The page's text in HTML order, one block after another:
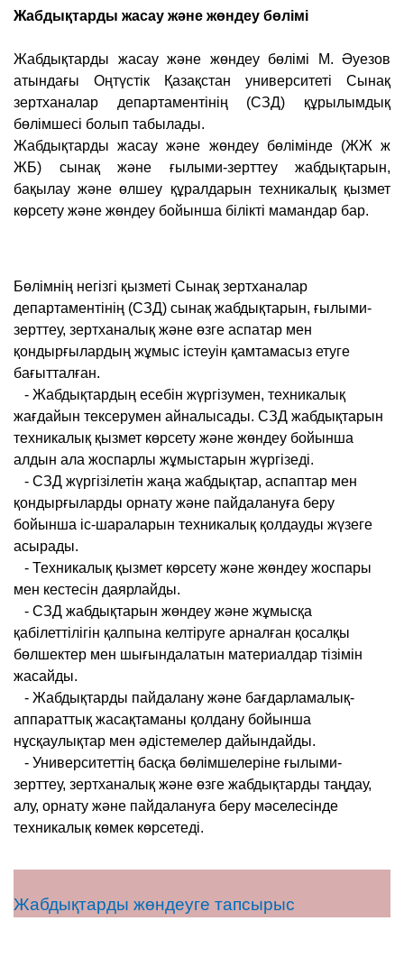
Жабдықтарды жасау және жөндеу бөлімі
Жабдықтарды жасау және жөндеу бөлімі М. Әуезов
атындағы Оңтүстік Қазақстан университеті Сынақ
зертханалар департаментінің (СЗД) құрылымдық
бөлімшесі болып табылады.
Жабдықтарды жасау және жөндеу бөлімінде (ЖЖ ж
ЖБ) сынақ және ғылыми-зерттеу жабдықтарын,
бақылау және өлшеу құралдарын техникалық қызмет
көрсету және жөндеу бойынша білікті мамандар бар.
Бөлімнің негізгі қызметі Сынақ зертханалар
департаментінің (СЗД) сынақ жабдықтарын, ғылыми-
зерттеу, зертханалық және өзге аспатар мен
қондырғылардың жұмыс істеуін қамтамасыз етуге
бағытталған.
- Жабдықтардың есебін жүргізумен, техникалық
жағдайын тексерумен айналысады. СЗД жабдықтарын
техникалық қызмет көрсету және жөндеу бойынша
алдын ала жоспарлы жұмыстарын жүргізеді.
- СЗД жүргізілетін жаңа жабдықтар, аспаптар мен
қондырғыларды орнату және пайдалануға беру
бойынша іс-шараларын техникалық қолдауды жүзеге
асырады.
- Техникалық қызмет көрсету және жөндеу жоспары
мен кестесін даярлайды.
- СЗД жабдықтарын жөндеу және жұмысқа
қабілеттілігін қалпына келтіруге арналған қосалқы
бөлшектер мен шығындалатын материалдар тізімін
жасайды.
- Жабдықтарды пайдалану және бағдарламалық-
аппараттық жасақтаманы қолдану бойынша
нұсқаулықтар мен әдістемелер дайындайды.
- Университеттің басқа бөлімшелеріне ғылыми-
зерттеу, зертханалық және өзге жабдықтарды таңдау,
алу, орнату және пайдалануға беру мәселесінде
техникалық көмек көрсетеді.
Жабдықтарды жөндеуге тапсырыс